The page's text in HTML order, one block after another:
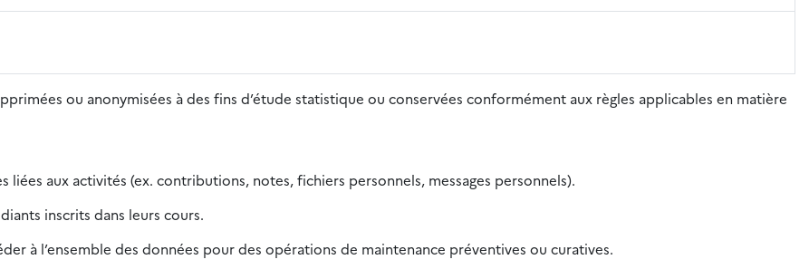
ou anonymisées à des fins d’étude statistique ou conservées conformément aux règles applicables en matière
aux activités (ex. contributions, notes, fichiers personnels, messages personnels).
inscrits dans leurs cours.
à l’ensemble des données pour des opérations de maintenance préventives ou curatives.